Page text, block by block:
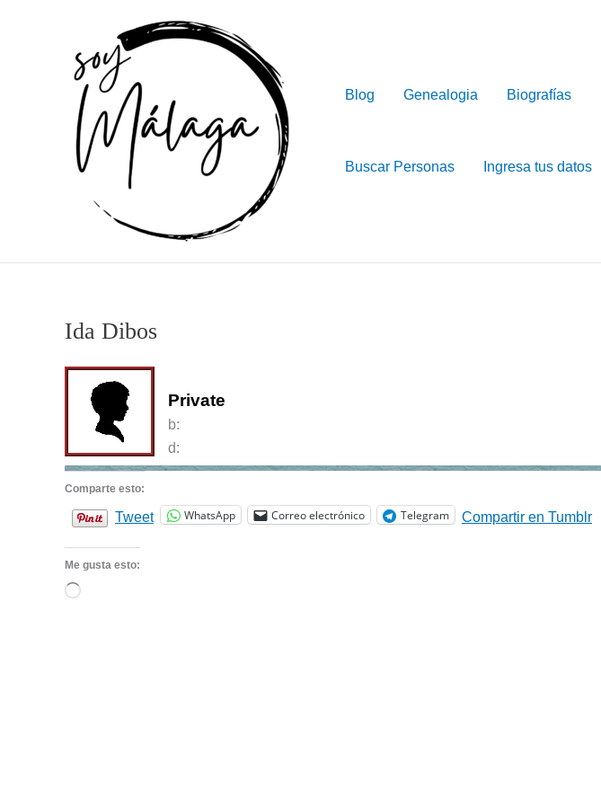
Blog Genealogia Biografías
Buscar Personas Ingresa tus datos
Ida Dibos
Private
b:
d:
Comparte esto:
Tweet WhatsApp Correo electrónico Telegram Compartir en Tumblr
Me gusta esto:
Cargando...